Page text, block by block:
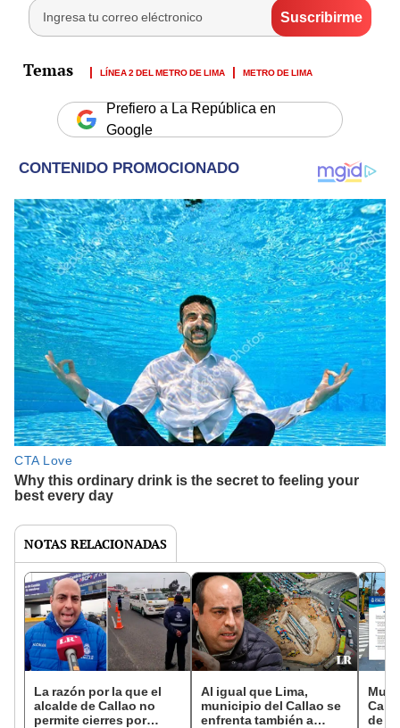
LÍNEA 2 DEL METRO DE LIMA METRO DE LIMA
Prefiero a La República en
Google
NOTAS RELACIONADAS
La razón por la que el
alcalde de Callao no
permite cierres por
Al igual que Lima,
municipio del Callao se
enfrenta también a
de